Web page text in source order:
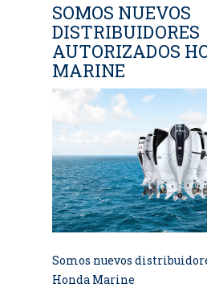
SOMOS NUEVOS
DISTRIBUIDORES
AUTORIZADOS
MARINE
Somos nuevos
Honda Marine